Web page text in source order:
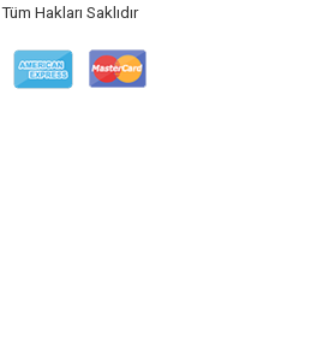
Tüm Hakları Saklıdır